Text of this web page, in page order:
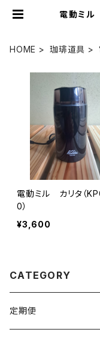
電動ミル
HOME 珈琲道具
電動ミル カリタ（
0）
¥3,600
CATEGORY
定期便